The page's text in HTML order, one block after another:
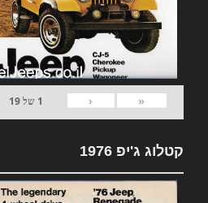
«
‹
1 של19
קטלוג ג'יפ 1976